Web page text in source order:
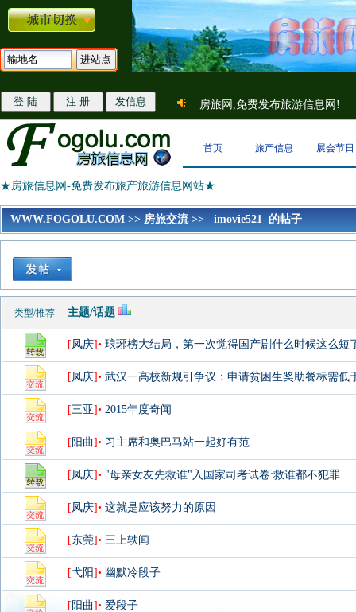
房旅网,免费发布旅游信息网!
首页 旅产信息 展会节日
★房旅信息网-免费发布旅产旅游信息网站★
WWW.FOGOLU.COM >> 房旅交流>> imovie521 的帖子
类型/推荐 主题/话题
[凤庆]• 琅琊榜大结局，第一次觉得国产剧什么时候这么短
[凤庆]• 武汉一高校新规引争议：申请贫困生奖助餐标需低
[三亚]• 2015年度奇闻
[ 阳曲]• 习主席和奥巴马站一起好有范
[凤庆]• "母亲女友先救谁"入国家司考试卷:救谁都不犯罪
[凤庆]• 这就是应该努力的原因
[东莞]• 三上轶闻
[弋阳]• 幽默冷段子
[ 阳曲]• 爱段子